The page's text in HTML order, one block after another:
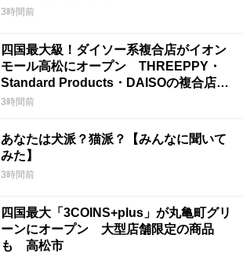
3時間前
四国最大級！ダイソー系複合店がイオン
モール高松にオープン THREEPPY・
Standard Products・DAISOの複合店は
香川県初
3時間前
あなたは犬派？猫派？【みんなに聞いて
みた】
3時間前
四国最大「3COINS+plus」が丸亀町グリ
ーンにオープン 大型店舗限定の商品
も 高松市